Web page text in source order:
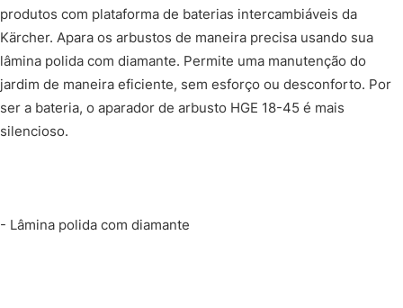
produtos com plataforma de baterias intercambiáveis da
Kärcher. Apara os arbustos de maneira precisa usando sua
lâmina polida com diamante. Permite uma manutenção do
jardim de maneira eficiente, sem esforço ou desconforto. Por
ser a bateria, o aparador de arbusto HGE 18-45 é mais
silencioso.
- Lâmina polida com diamante